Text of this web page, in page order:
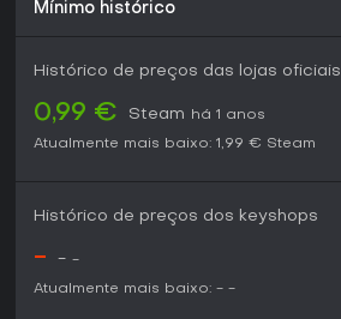
Mínimo histórico
Histórico de preços das lojas oficiais
0,99 € Steam
há 1 anos
Atualmente mais baixo: 1,99 € Steam
Histórico de preços dos keyshops
- - -
Atualmente mais baixo: - -